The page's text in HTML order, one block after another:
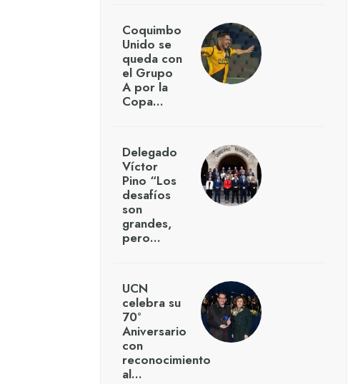
Coquimbo
Unido se
queda con
el Grupo
A por la
Copa…
Delegado
Víctor
Pino “Los
desafíos
son
grandes,
pero…
UCN
celebra su
70°
Aniversario
con
reconocimiento
al…